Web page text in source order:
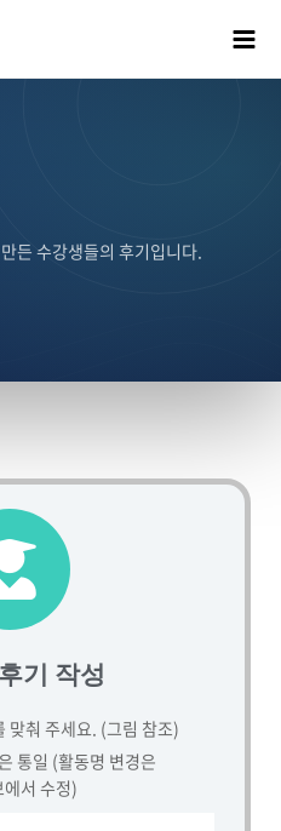
든 수강생들의 후기입니다.
기 작성
맞춰 주세요. (그림 참조)
은 통일 (활동명 변경은
서 수정)